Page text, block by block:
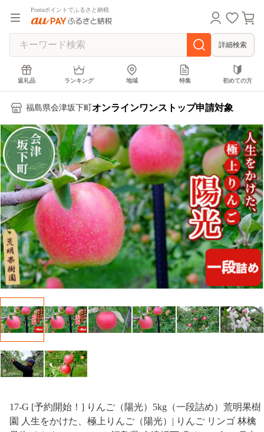
Pontaポイントでふるさと納税
詳細検索
返礼品 ランキング 地域 特集 初めての方
福島県会津坂下町 オンラインワンストップ申請対象
17-G [予約開始！] りんご（陽光）5kg（一段詰め）荒明果樹
園 人生をかけた、極上りんご（陽光）| りんご リンゴ 林檎